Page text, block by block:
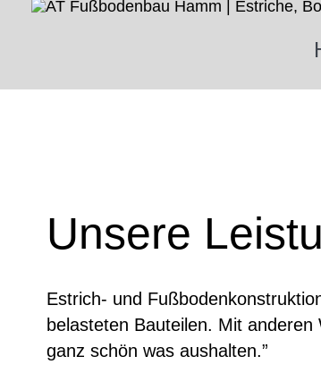
Unsere
Estrich- und
belasteten Bauteilen. Mit
ganz schön was aushalten.”